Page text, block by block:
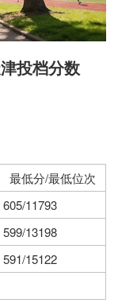
投档分数
最低分/最低位次
605/11793
599/13198
591/15122